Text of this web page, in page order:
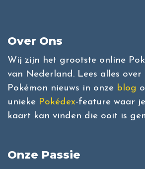
Over Ons
Wij zijn het grootste online
van Nederland. Lees alles
Pokémon nieuws in onze blog
unieke Pokédex-feature waar
kaart kan vinden die ooit is
Onze Passie